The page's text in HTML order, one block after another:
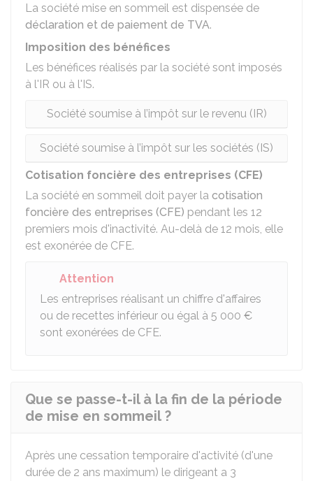
La société mise en sommeil est dispensée de
déclaration et de paiement de TVA.
Imposition des bénéfices
Les bénéfices réalisés par la société sont imposés
à l'IR ou à l'IS.
Société soumise à l’impôt sur le revenu (IR)
Société soumise à l’impôt sur les sociétés (IS)
Cotisation foncière des entreprises (CFE)
La société en sommeil doit payer la cotisation
foncière des entreprises (CFE) pendant les 12
premiers mois d'inactivité. Au-delà de 12 mois, elle
est exonérée de CFE.
Attention
Les entreprises réalisant un chiffre d'affaires
ou de recettes inférieur ou égal à 5 000 €
sont exonérées de CFE.
Que se passe-t-il à la fin de la période
de mise en sommeil ?
Après une cessation temporaire d'activité (d'une
durée de 2 ans maximum) le dirigeant a 3